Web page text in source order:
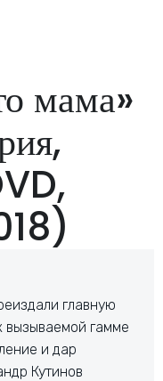
мама»
главную
вызываемой гамме
и дар
Кутинов